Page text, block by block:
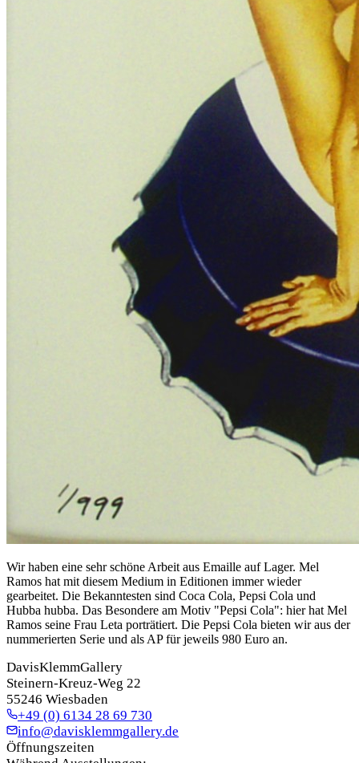
Wir haben eine sehr schöne Arbeit aus Emaille auf Lager. Mel
Ramos hat mit diesem Medium in Editionen immer wieder
gearbeitet. Die Bekanntesten sind Coca Cola, Pepsi Cola und
Hubba hubba. Das Besondere am Motiv "Pepsi Cola": hier hat Mel
Ramos seine Frau Leta porträtiert. Die Pepsi Cola bieten wir aus der
nummerierten Serie und als AP für jeweils 980 Euro an.
DavisKlemmGallery
Steinern-Kreuz-Weg 22
55246 Wiesbaden
+49 (0) 6134 28 69 730
info@davisklemmgallery.de
Öffnungszeiten